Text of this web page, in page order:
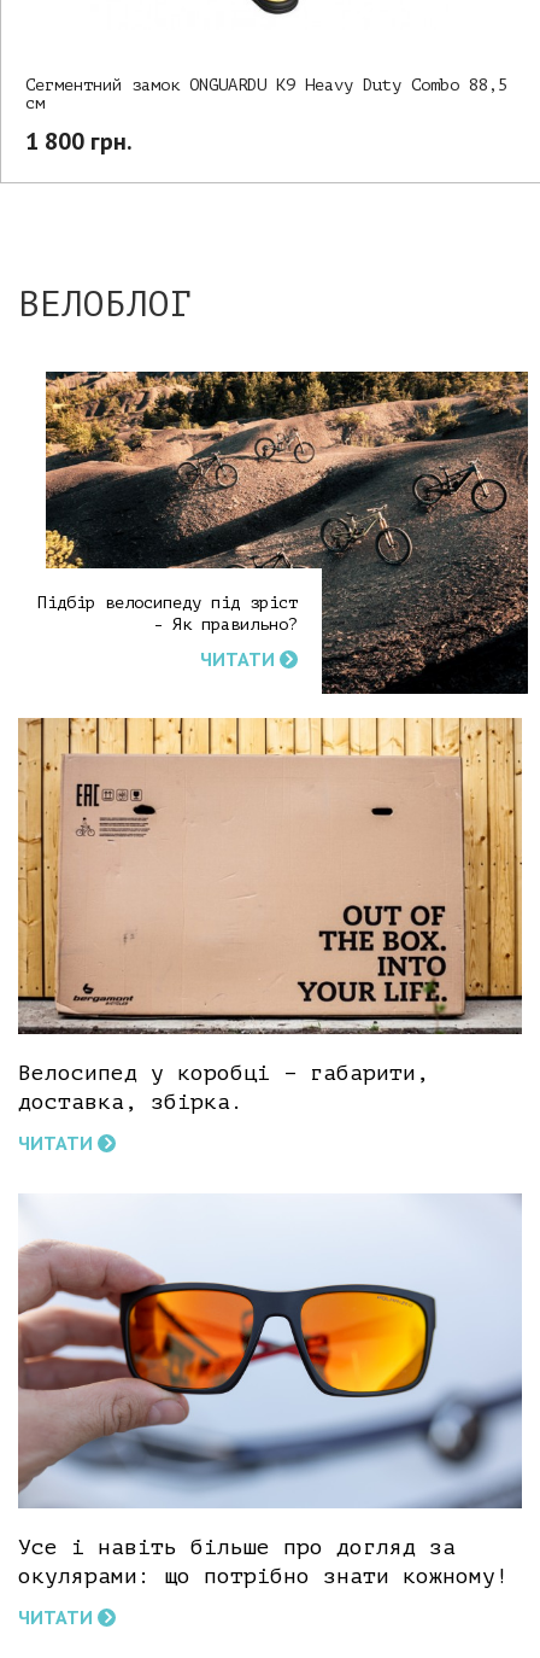
Сегментний замок ONGUARDU K9 Heavy Duty Combo 88,5
см
1 800 грн.
ВЕЛОБЛОГ
Підбір велосипеду під зріст
- Як правильно?
ЧИТАТИ
Велосипед у коробці – габарити,
доставка, збірка.
ЧИТАТИ
Усе і навіть більше про догляд за
окулярами: що потрібно знати кожному!
ЧИТАТИ